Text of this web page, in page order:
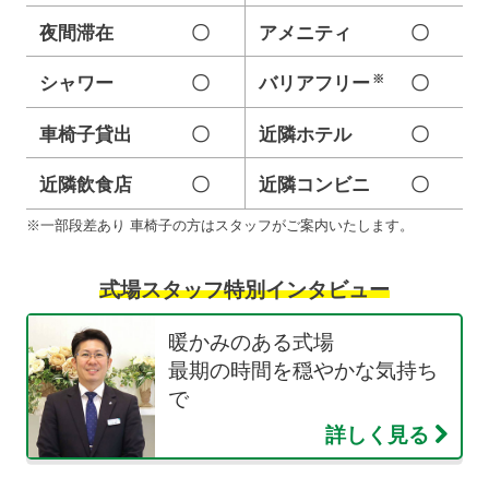
夜間滞在 〇 アメニティ 〇
シャワー 〇 バリアフリー ※ 〇
車椅子貸出 〇 近隣ホテル 〇
近隣飲食店 〇 近隣コンビニ 〇
※一部段差あり 車椅子の方はスタッフがご案内いたします。
式場スタッフ特別インタビュー
暖かみのある式場
最期の時間を穏やかな気持ち
で
詳しく見る